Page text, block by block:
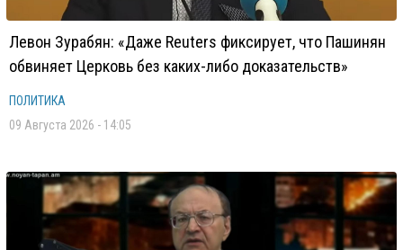
Левон Зурабян: «Даже Reuters фиксирует, что Пашинян
обвиняет Церковь без каких-либо доказательств»
ПОЛИТИКА
09 Августа 2026 - 14:05